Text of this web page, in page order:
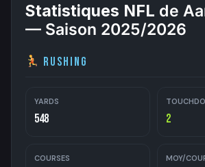
Statistiques NFL de
— Saison 2025/2026
Rushing
YARDS
548 2
COURSES MOY/